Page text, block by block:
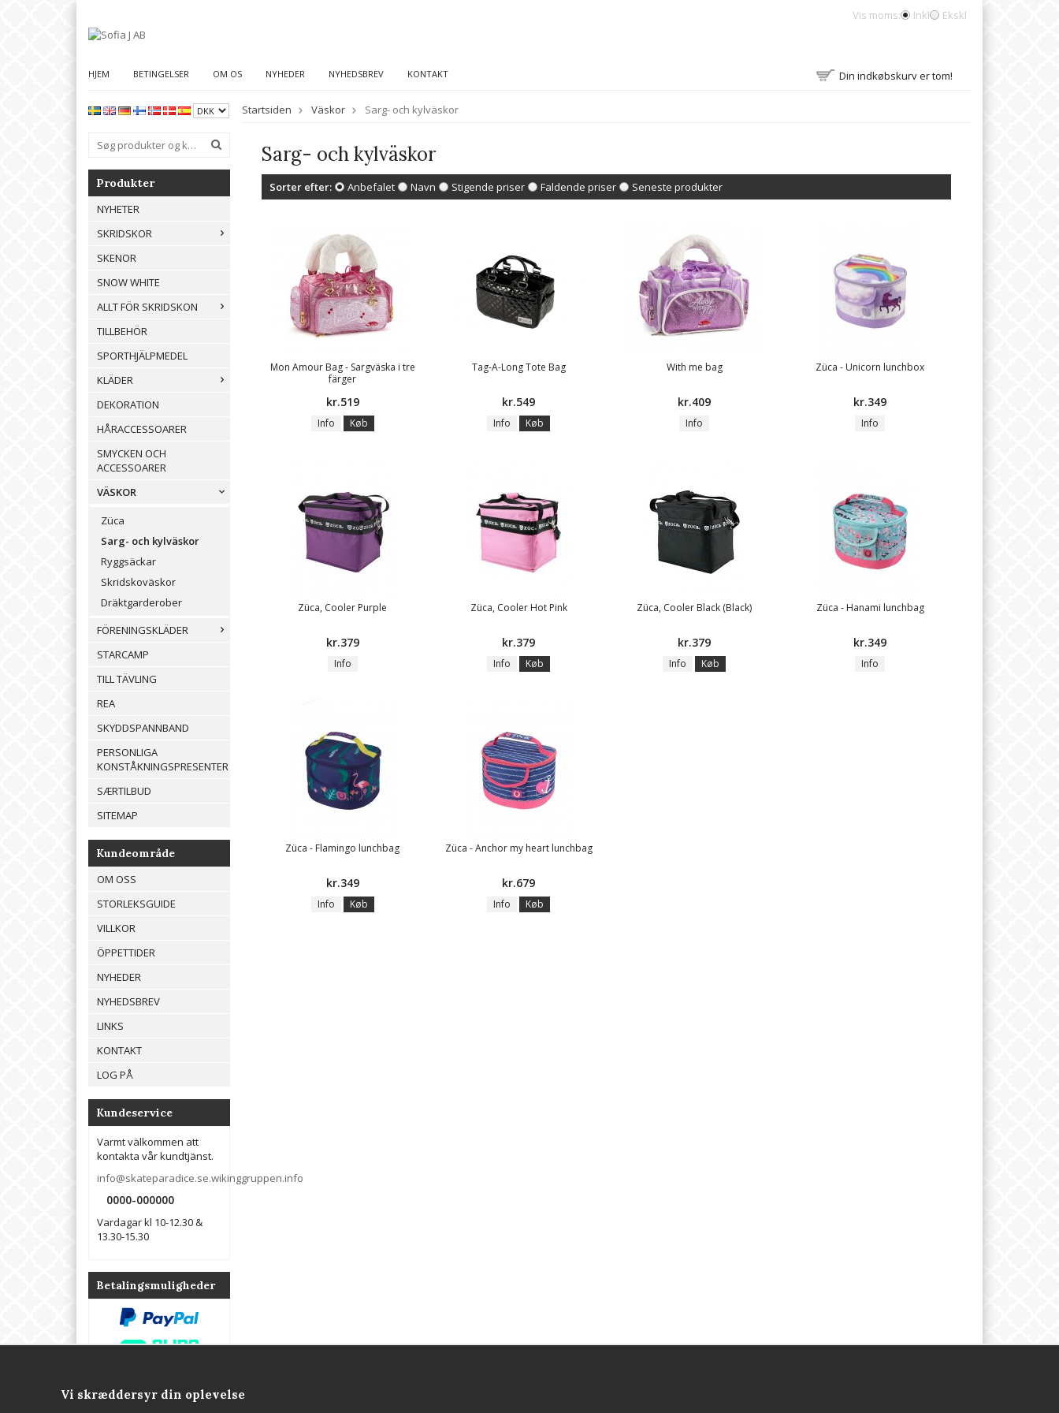
Vis moms: Inkl Ekskl
HJEM BETINGELSER OM OS NYHEDER NYHEDSBREV KONTAKT Din indkøbskurv er tom!
Produkter
NYHETER
SKRIDSKOR
SKENOR
SNOW WHITE
ALLT FÖR SKRIDSKON
TILLBEHÖR
SPORTHJÄLPMEDEL
KLÄDER
DEKORATION
HÅRACCESSOARER
SMYCKEN OCH
ACCESSOARER
VÄSKOR
Züca
Sarg- och kylväskor
Ryggsäckar
Skridskoväskor
Dräktgarderober
FÖRENINGSKLÄDER
STARCAMP
TILL TÄVLING
REA
SKYDDSPANNBAND
PERSONLIGA
KONSTÅKNINGSPRESENTER
SÆRTILBUD
SITEMAP
Kundeområde
OM OSS
STORLEKSGUIDE
VILLKOR
ÖPPETTIDER
NYHEDER
NYHEDSBREV
LINKS
KONTAKT
LOG PÅ
Kundeservice
Varmt välkommen att
kontakta vår kundtjänst.
info@skateparadice.se.wikinggruppen.info
0000-000000
Vardagar kl 10-12.30 &
13.30-15.30
Betalingsmuligheder
Startsiden Väskor Sarg- och kylväskor
Sarg- och kylväskor
Sorter efter: Anbefalet Navn Stigende priser Faldende priser Seneste produkter
Mon Amour Bag - Sargväska i tre
färger
kr.519
Info Køb
Tag-A-Long Tote Bag
kr.549
Info Køb
With me bag
kr.409
Info
Züca - Unicorn lunchbox
kr.349
Info
Züca, Cooler Purple
kr.379
Info
Züca, Cooler Hot Pink
kr.379
Info Køb
Züca, Cooler Black (Black)
kr.379
Info Køb
Züca - Hanami lunchbag
kr.349
Info
Züca - Flamingo lunchbag
kr.349
Info Køb
Züca - Anchor my heart lunchbag
kr.679
Info Køb
Kontakta oss
Vi skræddersyr din oplevelse